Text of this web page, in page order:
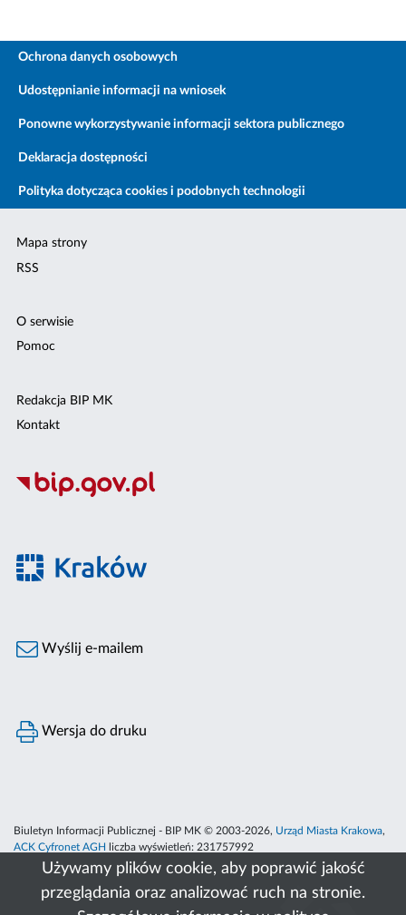
Używamy plików cookie, aby poprawić jakość
przeglądania oraz analizować ruch na stronie.
Ochrona danych osobowych
Udostępnianie informacji na wniosek
Ponowne wykorzystywanie informacji sektora publicznego
Deklaracja dostępności
Polityka dotycząca cookies i podobnych technologii
Mapa strony
RSS
O serwisie
Pomoc
Redakcja BIP MK
Kontakt
Wyślij e-mailem
Wersja do druku
Biuletyn Informacji Publicznej - BIP MK © 2003-2026, Urząd Miasta Krakowa,
ACK Cyfronet AGH
liczba wyświetleń: 231757992